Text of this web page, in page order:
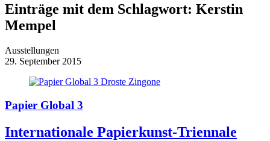
Einträge mit dem Schlagwort: Kerstin
Mempel
Ausstellungen
29. September 2015
Papier Global 3
Internationale Papierkunst-Triennale